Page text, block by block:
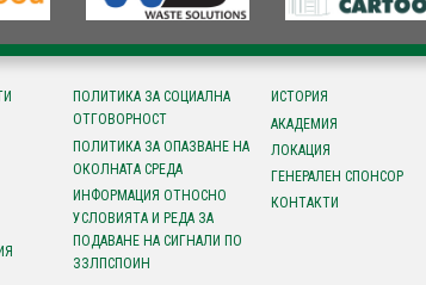
ПОЛИТИКА ЗА СОЦИАЛНА
ОТГОВОРНОСТ
ПОЛИТИКА ЗА ОПАЗВАНЕ НА
ОКОЛНАТА СРЕДА
ИНФОРМАЦИЯ ОТНОСНО
УСЛОВИЯТА И РЕДА ЗА
ПОДАВАНЕ НА СИГНАЛИ ПО
ЗЗЛПСПОИН
ИСТОРИЯ
АКАДЕМИЯ
ЛОКАЦИЯ
ГЕНЕРАЛЕН СПОНСОР
КОНТАКТИ